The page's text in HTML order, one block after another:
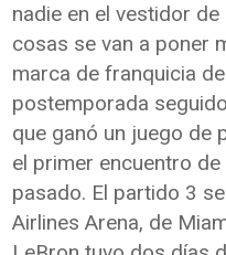
nadie en el vestidor
cosas se van a poner
marca de franquicia
postemporada
que ganó un juego de
el primer encuentro
pasado. El partido 3
Airlines Arena, de